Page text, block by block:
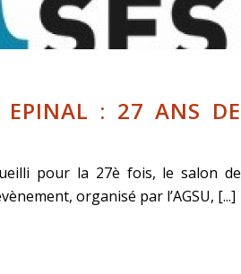
EPINAL : 27 ANS DE
pour la 27è fois, le salon de
organisé par l’AGSU, [...]